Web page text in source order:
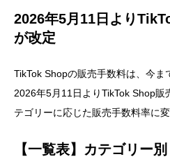
2026年5月11日より
が改定
TikTok Shopの販売手数料は、今ま
2026年5月11日よりTikTok Shop販
テゴリーに応じた販売手数料率に変
【一覧表】カテゴリー